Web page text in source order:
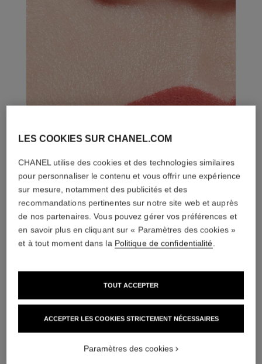
L'ACCORD PARFAIT
LES COOKIES SUR CHANEL.COM
CHANEL utilise des cookies et des technologies similaires
pour personnaliser le contenu et vous offrir une expérience
sur mesure, notamment des publicités et des
recommandations pertinentes sur notre site web et auprès
de nos partenaires. Vous pouvez gérer vos préférences et
en savoir plus en cliquant sur « Paramètres des cookies »
et à tout moment dans la Politique de confidentialité.
ACCEPTER LES COOKIES STRICTEMENT NÉCESSAIRES
TOUT ACCEPTER
Paramètres des cookies